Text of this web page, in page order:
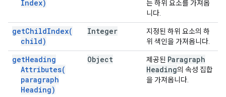
Index)
는 하위 요소를 가져옵
니다.
getChildIndex(
child)
Integer
지정된 하위 요소의 하
위 색인을 가져옵니다.
getHeading
Attributes(
paragraph
Heading)
Object 제공된 Paragraph
Heading의 속성 집합
을 가져옵니다.